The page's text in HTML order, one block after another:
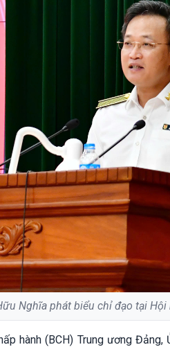
Nghĩa phát biểu chỉ đạo tại Hội
hành (BCH) Trung ương Đảng,